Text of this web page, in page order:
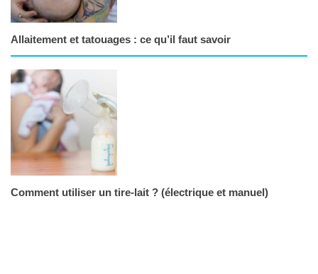
Allaitement et tatouages : ce qu’il faut savoir
Comment utiliser un tire-lait ? (électrique et manuel)